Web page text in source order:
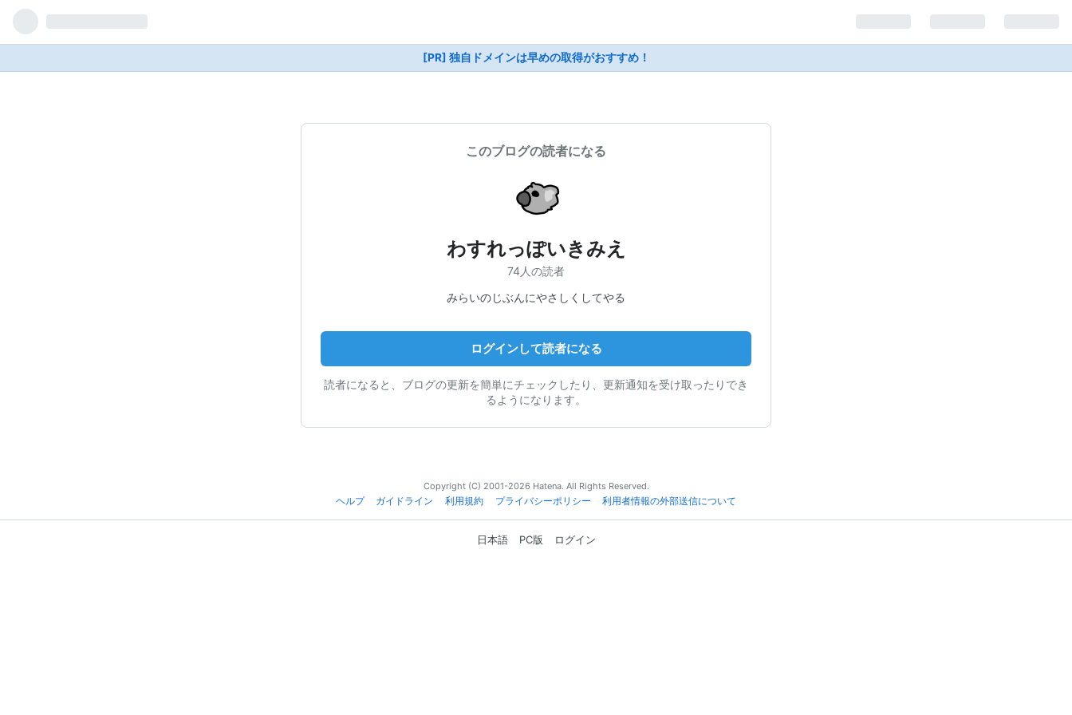
[PR] 独自ドメインは早めの取得がおすすめ！
このブログの読者になる
わすれっぽいきみえ
74人の読者
みらいのじぶんにやさしくしてやる
ログインして読者になる
読者になると、ブログの更新を簡単にチェックしたり、更新通知を受け取ったりでき
るようになります。
Copyright (C) 2001-2026 Hatena. All Rights Reserved.
ヘルプ
ガイドライン 利用規約 プライバシーポリシー 利用者情報の外部送信について
日本語 PC版 ログイン